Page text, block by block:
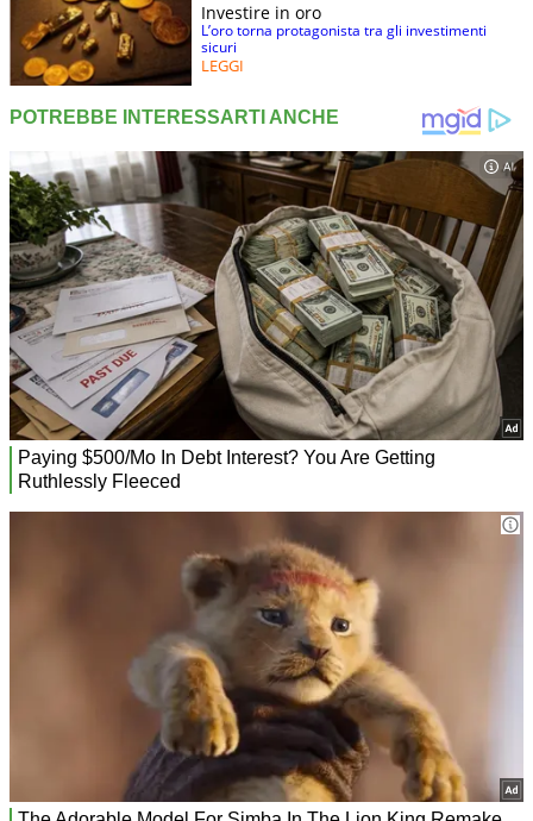
Investire in oro
L’oro torna protagonista tra gli investimenti
sicuri
LEGGI